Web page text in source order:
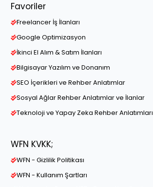
Favoriler
Freelancer İş İlanları
Google Optimizasyon
İkinci El Alım & Satım İlanları
Bilgisayar Yazılım ve Donanım
SEO İçerikleri ve Rehber Anlatımlar
Sosyal Ağlar Rehber Anlatımlar ve İlanlar
Teknoloji ve Yapay Zeka Rehber Anlatımları
WFN KVKK;
WFN - Gizlilik Politikası
WFN - Kullanım Şartları